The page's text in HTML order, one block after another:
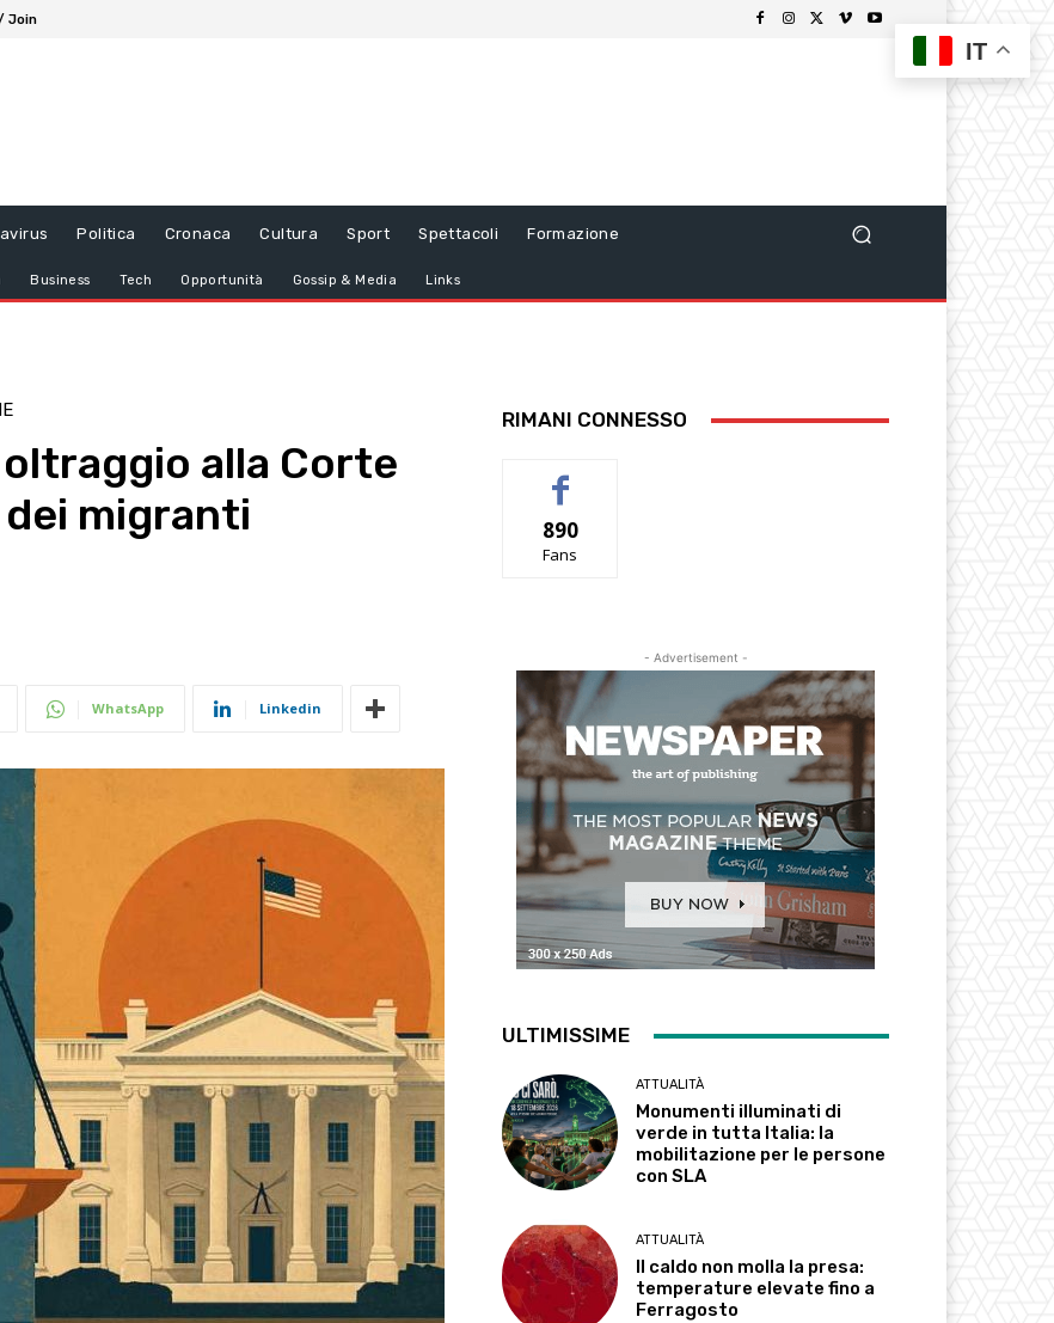
Join
Politica Cronaca Cultura Sport Spettacoli Formazione
Business Tech Opportunità Gossip & Media Links
alla Corte
migranti
WhatsApp Linkedin
RIMANI CONNESSO
890
Fans
- Advertisement -
ULTIMISSIME
ATTUALITÀ
Monumenti illuminati di
verde in tutta Italia: la
mobilitazione per le persone
con SLA
ATTUALITÀ
Il caldo non molla la presa:
temperature elevate fino a
Ferragosto
IT